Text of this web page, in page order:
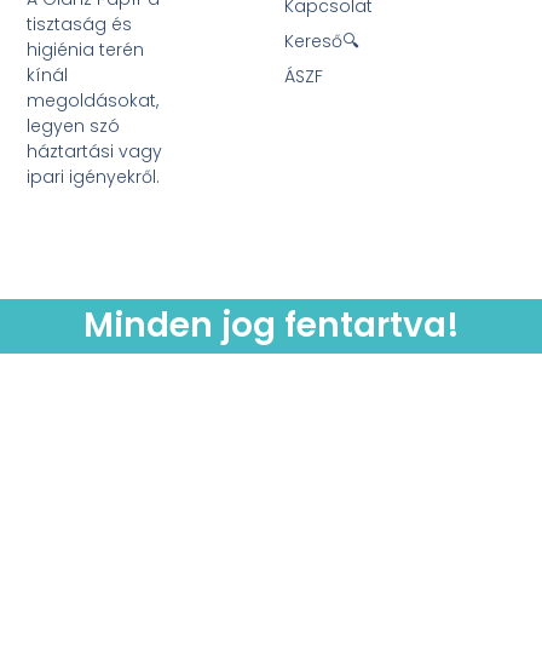
tisztaság és
higiénia terén
kínál
megoldásokat,
legyen szó
háztartási vagy
ipari igényekről.
Kapcsolat
Kereső🔍
ÁSZF
Minden jog fentartva!